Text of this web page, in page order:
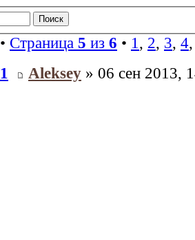
Страница 5 из 6 • 1 , 2, 3, 4
Aleksey » 06 сен 2013,